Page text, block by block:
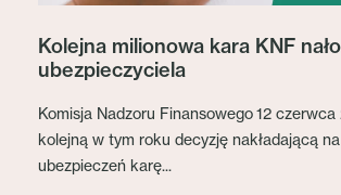
Kolejna milionowa kara KNF
ubezpieczyciela
Komisja Nadzoru Finansowego 12 czerwca
kolejną w tym roku decyzję nakładającą na
ubezpieczeń karę...